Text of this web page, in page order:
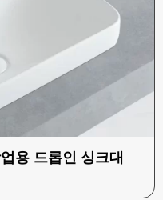
용 드롭인 싱크대